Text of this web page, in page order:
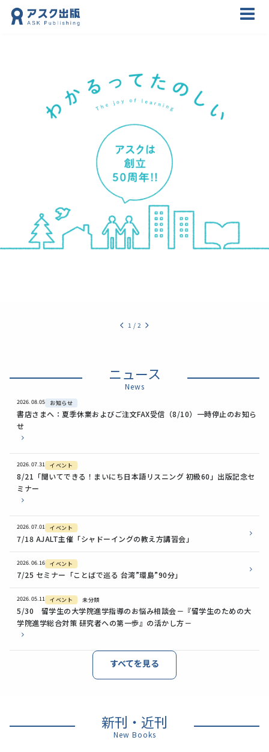
1 / 2
ニュース
News
2026.08.05 お知らせ
書店さまへ：夏季休業およびご注文FAX受信（8/10）一時停止のお知ら
せ
2026.07.31 イベント
8/21「聞いてできる！まいにち日本語リスニング 初級60」出版記念セ
ミナー
2026.07.01 イベント
7/18 AJALT主催「シャドーイングの教え方講習会」
2026.06.16 イベント
7/25 セミナー「ことばで巡る 台湾”環島”90分」
2026.05.11 イベント 未分類
5/30 留学生の大学院進学指導のお悩み相談会－『留学生のための大
学院進学総合対策 研究者への第一歩』の活かし方－
すべてを見る
新刊・近刊
New Books